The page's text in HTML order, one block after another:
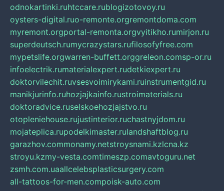
odnokartinki.ruhtccare.rublogizotovoy.ru
oysters-digital.ruo-remonte.orgremontdoma.com
myremont.orgportal-remonta.orgvyitikho.rumirjon.ru
superdeutsch.rumycrazystars.rufilosofyfree.com
mypetslife.orgwarren-buffett.orggreleon.comsp-or.ru
infoelectrik.rumaterialexpert.rudetkiexpert.ru
doktorvilechit.ruvsesvoimirykami.ruinstrumentgid.ru
manikjurinfo.ruhozjajkainfo.rustroimaterials.ru
doktoradvice.ruselskoehozjajstvo.ru
otopleniehouse.rujustinterior.ruchastnyjdom.ru
mojateplica.rupodelkimaster.rulandshaftblog.ru
garazhov.commonamy.netstroysnami.kzlcna.kz
stroyu.kzmy-vesta.comtimeszp.comavtoguru.net
zsmh.com.uaallcelebsplasticsurgery.com
all-tattoos-for-men.compoisk-auto.com